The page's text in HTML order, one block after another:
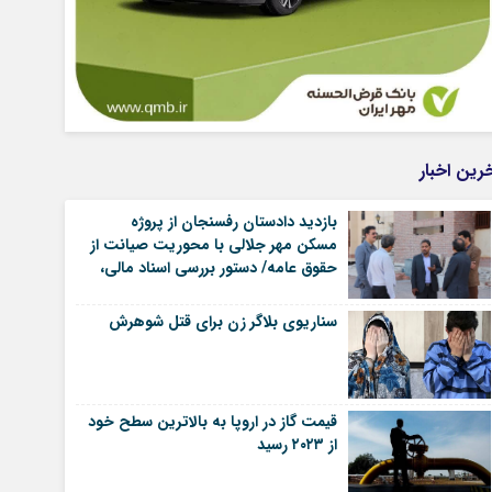
اخبار
بازدید دادستان رفسنجان از پروژه
مسکن مهر جلالی با محوریت صیانت از
حقوق عامه/ دستور بررسی اسناد مالی،
مشکلات پروژه | اخبار رفسنجان
سناریوی بلاگر زن برای قتل شوهرش
قیمت گاز در اروپا به بالاترین سطح خود
از ۲۰۲۳ رسید